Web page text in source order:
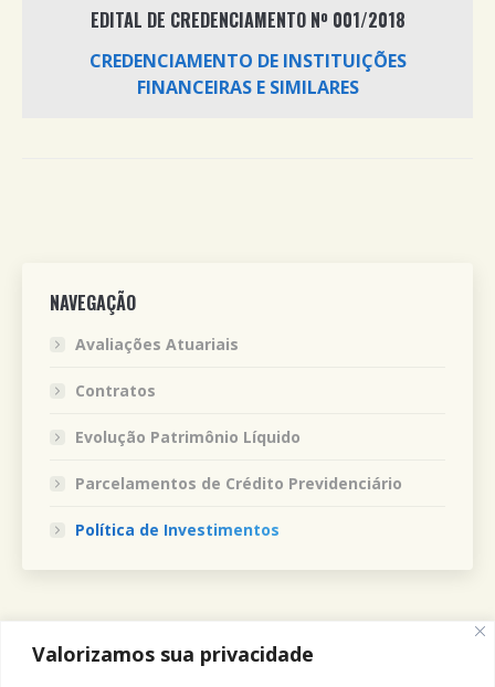
Valorizamos sua privacidade
EDITAL DE CREDENCIAMENTO Nº 001/2018
CREDENCIAMENTO DE INSTITUIÇÕES
FINANCEIRAS E SIMILARES
NAVEGAÇÃO
Avaliações Atuariais
Contratos
Evolução Patrimônio Líquido
Parcelamentos de Crédito Previdenciário
Política de Investimentos